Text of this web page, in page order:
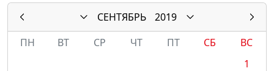
СЕНТЯБРЬ
2019
ПН
ВТ СР ЧТ ПТ СБ
ВС
1